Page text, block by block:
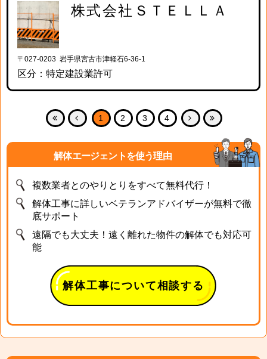
株式会社ＳＴＥＬＬＡ
〒027-0203 岩手県宮古市津軽石6-36-1
区分：特定建設業許可
1 2 3 4
解体エージェントを使う理由
複数業者とのやりとりをすべて無料代行！
解体工事に詳しいベテランアドバイザーが無料で徹
底サポート
遠隔でも大丈夫！遠く離れた物件の解体でも対応可
能
解体工事について相談する